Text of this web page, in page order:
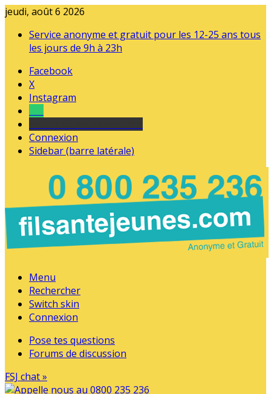
jeudi, août 6 2026
Service anonyme et gratuit pour les 12-25 ans tous
les jours de 9h à 23h
Facebook
X
Instagram
Connexion
Sidebar (barre latérale)
Menu
Rechercher
Switch skin
Connexion
Pose tes questions
Forums de discussion
FSJ chat »